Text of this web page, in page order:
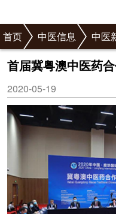
首页 中医信息 中医
首届冀粤澳中医药
2020-05-19